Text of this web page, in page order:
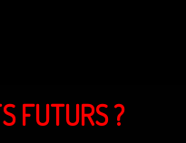
FUTURS ?